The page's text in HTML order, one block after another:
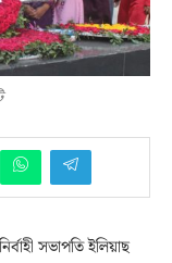
সভাপতি ইলিয়াছ